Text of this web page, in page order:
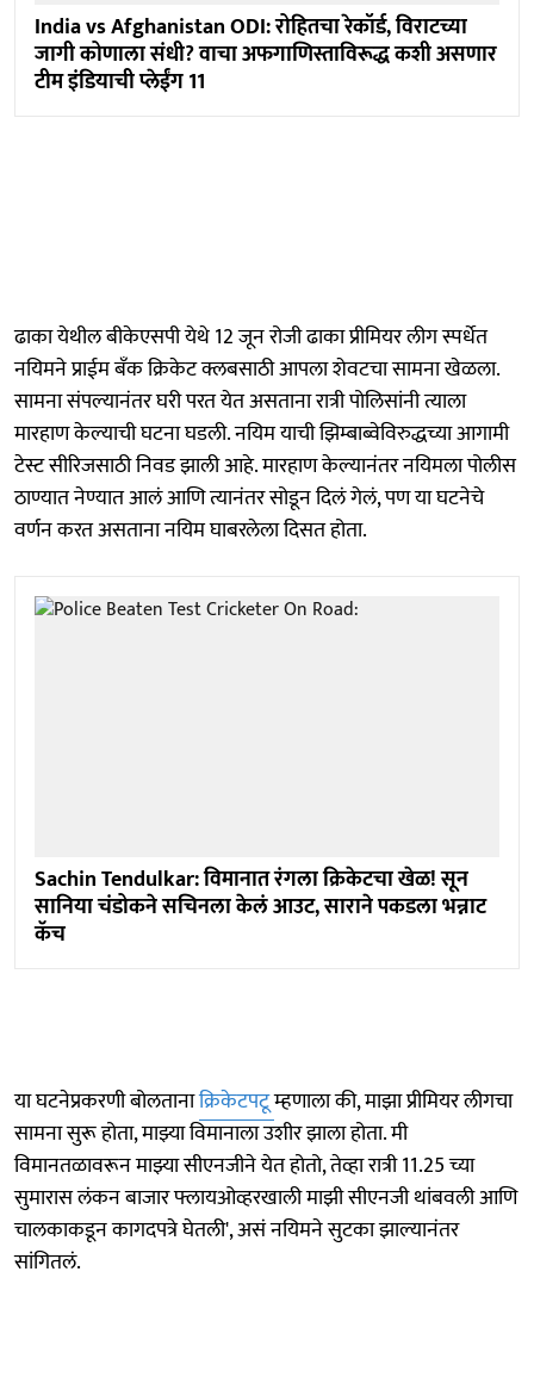
India vs Afghanistan ODI: रोहितचा रेकॉर्ड, विराटच्या
जागी कोणाला संधी? वाचा अफगाणिस्ताविरूद्ध कशी असणार
टीम इंडियाची प्लेईंग 11
ढाका येथील बीकेएसपी येथे 12 जून रोजी ढाका प्रीमियर लीग स्पर्धेत
नयिमने प्राईम बँक क्रिकेट क्लबसाठी आपला शेवटचा सामना खेळला.
सामना संपल्यानंतर घरी परत येत असताना रात्री पोलिसांनी त्याला
मारहाण केल्याची घटना घडली. नयिम याची झिम्बाब्वेविरुद्धच्या आगामी
टेस्ट सीरिजसाठी निवड झाली आहे. मारहाण केल्यानंतर नयिमला पोलीस
ठाण्यात नेण्यात आलं आणि त्यानंतर सोडून दिलं गेलं, पण या घटनेचे
वर्णन करत असताना नयिम घाबरलेला दिसत होता.
Sachin Tendulkar: विमानात रंगला क्रिकेटचा खेळ! सून
सानिया चंडोकने सचिनला केलं आउट, साराने पकडला भन्नाट
कॅच
या घटनेप्रकरणी बोलतानाक्रिकेटपटूम्हणाला की, माझा प्रीमियर लीगचा
सामना सुरू होता, माझ्या विमानाला उशीर झाला होता. मी
विमानतळावरून माझ्या सीएनजीने येत होतो, तेव्हा रात्री 11.25 च्या
सुमारास लंकन बाजार फ्लायओव्हरखाली माझी सीएनजी थांबवली आणि
चालकाकडून कागदपत्रे घेतली', असं नयिमने सुटका झाल्यानंतर
सांगितलं.